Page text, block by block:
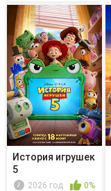
История игрушек
5
2026 год 0%